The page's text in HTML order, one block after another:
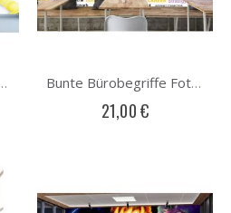
Planung Fototapete Bunte Bürobegriffe Fototapete
21,00 €